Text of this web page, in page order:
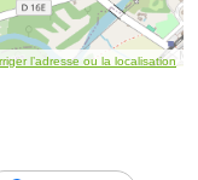
l’adresse ou la localisation